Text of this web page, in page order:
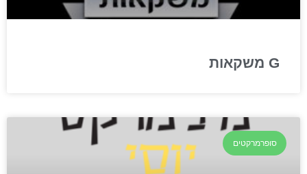
G משקאות
סופרמרקטים